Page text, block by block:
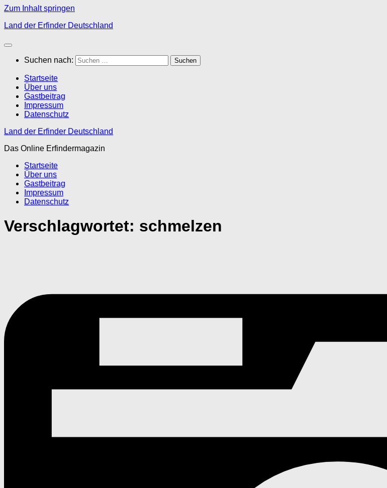
Zum Inhalt springen
Land der Erfinder Deutschland
Suchen nach:
Startseite
Über uns
Gastbeitrag
Impressum
Datenschutz
Land der Erfinder Deutschland
Das Online Erfindermagazin
Startseite
Über uns
Gastbeitrag
Impressum
Datenschutz
Verschlagwortet: schmelzen